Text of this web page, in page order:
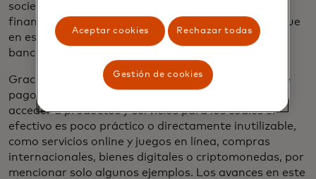
sociedad, es la generación de productos y servicios
financieros inclusivos, que den cabida a personas que
en este minuto no tienen acceso a la oferta de la
banca tradicional.
Gracias a los progresos que logramos en medios de
pago digitales, cada vez más personas pueden
acceder a productos y servicios para los cuales el
efectivo es poco práctico o directamente inutilizable,
como servicios online y juegos en línea, compras
internacionales, bienes digitales o criptomonedas, por
mencionar solo algunos ejemplos. Los avances en este
Aceptar cookies Rechazar todas
Gestión de cookies